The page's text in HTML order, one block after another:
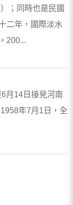
；同時也是民國
二年，國際淡水
200...
月14日接見河南
年7月1日，全